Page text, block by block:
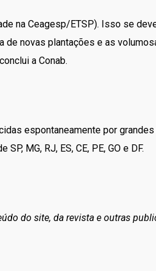
na Ceagesp/ETSP). Isso se
novas plantações e as
a Conab.
espontaneamente por
MG, RJ, ES, CE, PE, GO e DF.
do site, da revista e outras